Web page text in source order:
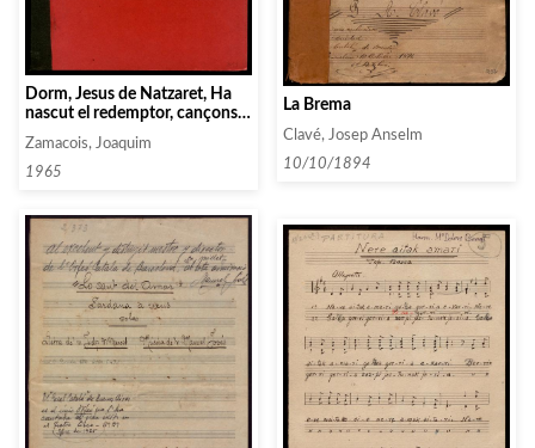
Dorm, Jesus de Natzaret, Ha
nascut el redemptor, cançons
nadalenques per chor mixte
Zamacois, Joaquim
1965
La Brema
Clavé, Josep Anselm
10/10/1894